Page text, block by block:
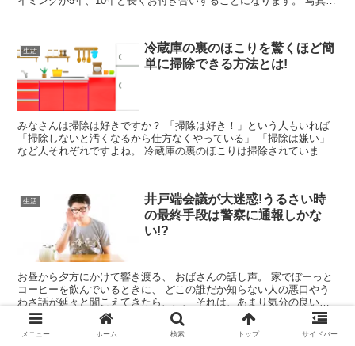
生活
冷蔵庫の裏のほこりを驚くほど簡
単に掃除できる方法とは!
みなさんは掃除は好きですか？ 「掃除は好き！」という人もいれば
「掃除しないと汚くなるから仕方なくやっている」 「掃除は嫌い」
など人それぞれですよね。 冷蔵庫の裏のほこりは掃除されています
生活
井戸端会議が大迷惑!うるさい時
の最終手段は警察に通報しかな
い!?
お昼から夕方にかけて響き渡る、 おばさんの話し声。 家でぼーっと
コーヒーを飲んでいるときに、 どこの誰だか知らない人の悪口やう
わさ話が延々と聞こえてきたら、、、 それは、あまり気分の良いも
のではありませんね。 です...
メニュー ホーム 検索 トップ サイドバー